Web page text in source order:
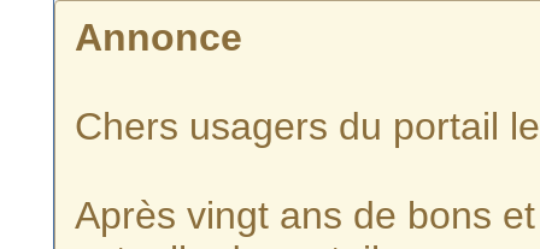
Annonce
Chers usagers du portail
Après vingt ans de bons